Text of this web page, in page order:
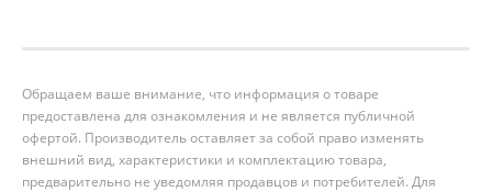
Обращаем ваше внимание, что информация о товаре
предоставлена для ознакомления и не является публичной
офертой. Производитель оставляет за собой право изменять
внешний вид, характеристики и комплектацию товара,
предварительно не уведомляя продавцов и потребителей. Для